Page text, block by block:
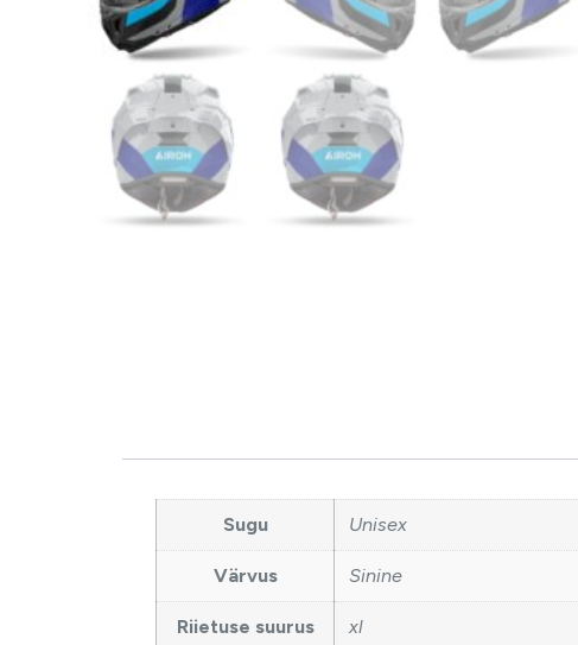
Sugu Unisex
Värvus Sinine
Riietuse suurus xl